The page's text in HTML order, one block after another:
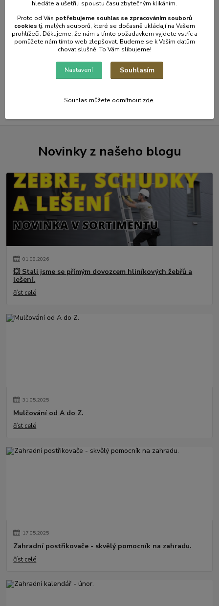
61 Kčbez
Přidat do košíku
50 Kčbez
Přidat do košíku
strana z 1
Novinky z našeho blogu
01.08.2026
💥 Stali jsme se přímým dovozcem hliníkových žebřů a
lešení.
číst celé
31.05.2025
Mulčování od A do Z.
číst celé
17.05.2025
Zahradní postřikovače - skvělý pomocník na zahradu.
číst celé
hledáte a ušetřili spoustu času zbytečným klikáním.
Proto od Vás potřebujeme souhlas se zpracováním souborů
cookiestj. malých souborů, které se dočasně ukládají na Vašem
prohlížeči. Děkujeme, že nám s tímto požadavkem vyjdete vstříc a
pomůžete nám tímto web zlepšovat. Budeme se k Vašim datům
chovat slušně. To Vám slibujeme!
Nastavení Souhlasím
Souhlas můžete odmítnout zde.